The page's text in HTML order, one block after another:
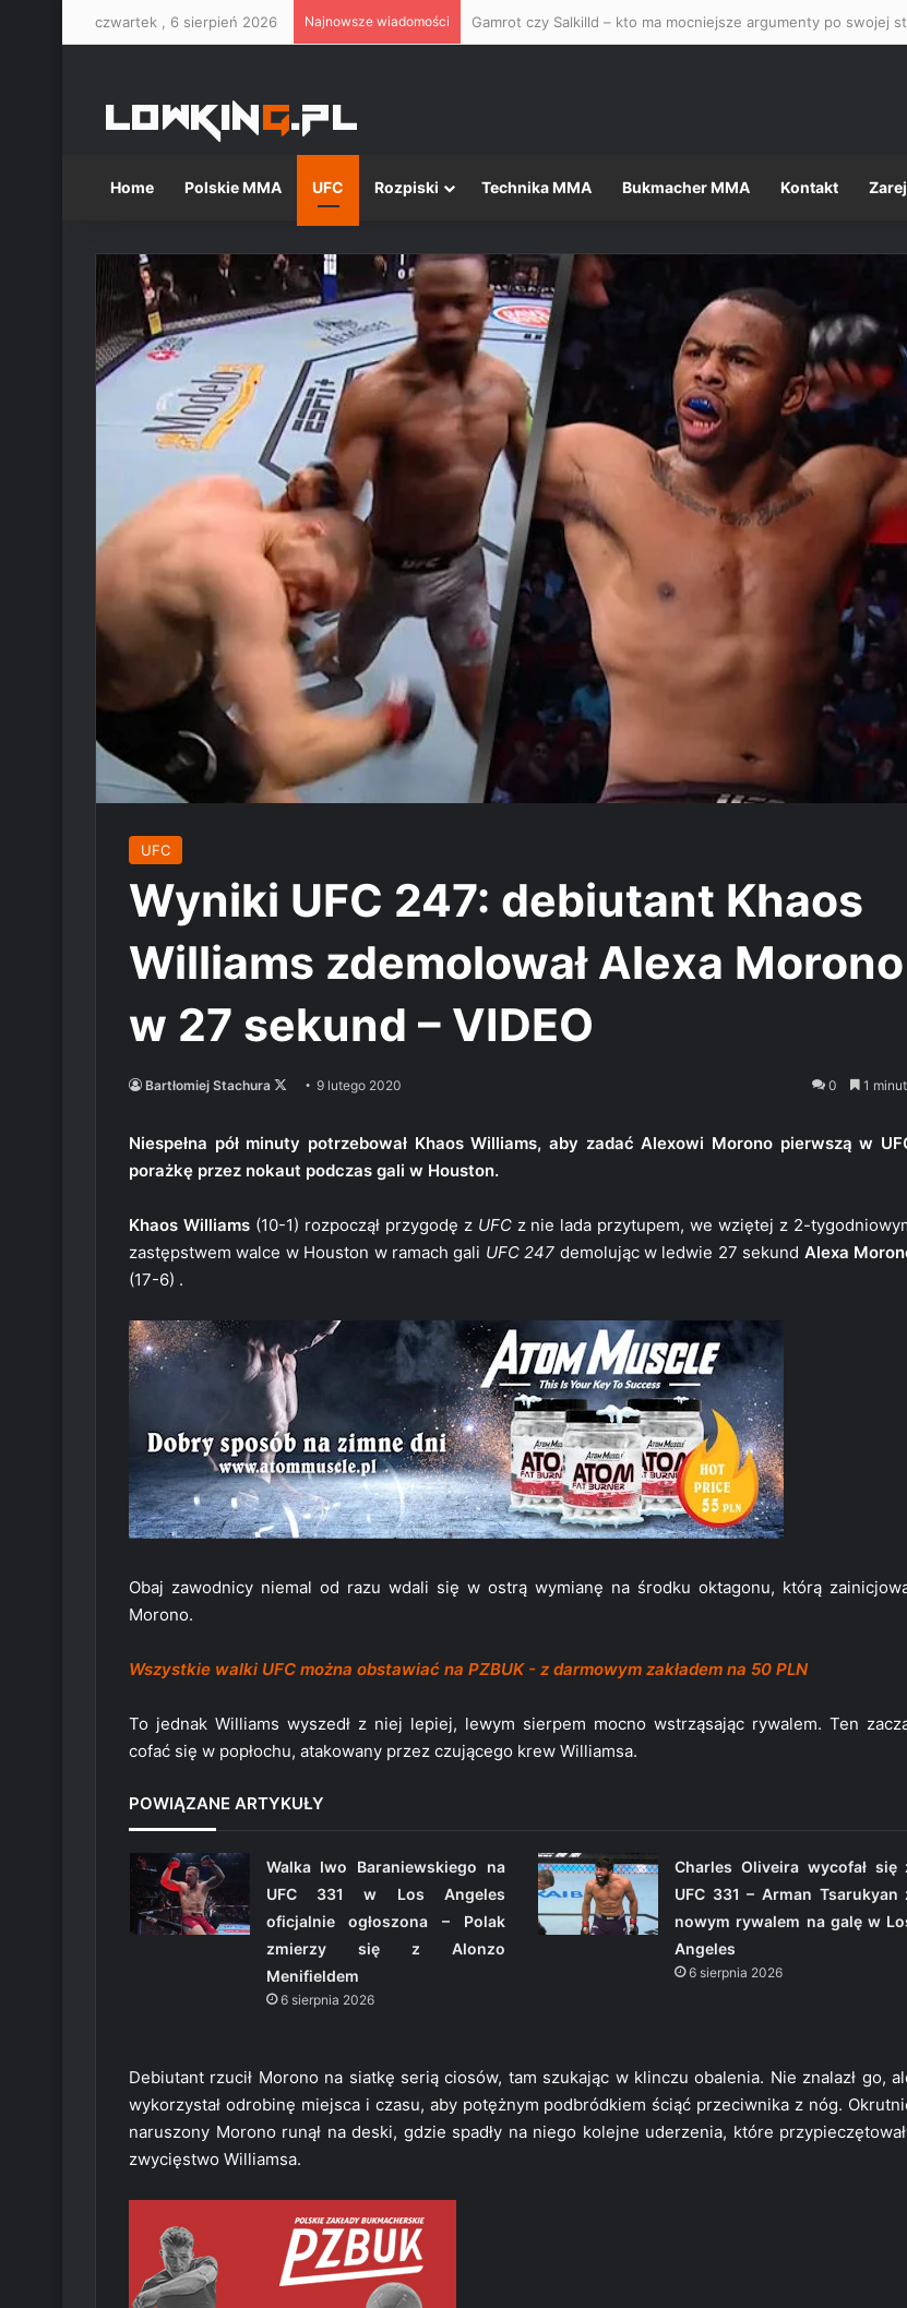
czwartek , 6 sierpień 2026 Najnowsze wiadomości Gamrot czy Salkilld – kto ma mocniejsze argumenty po swojej
Home Polskie MMA UFC Rozpiski Technika MMA Bukmacher MMA Kontakt
UFC
Wyniki UFC 247: debiutant Khaos
Williams zdemolował Alexa Morono
w 27 sekund – VIDEO
Bartłomiej Stachura
Follow
X
9 lutego 2020 0 1
Niespełna pół minuty potrzebował Khaos Williams, aby zadać Alexowi Morono pierwszą w
porażkę przez nokaut podczas gali w Houston.
Khaos Williams(10-1) rozpoczął przygodę z UFCz nie lada przytupem, we wziętej z 2-
zastępstwem walce w Houston w ramach gali UFC 247 demolując w ledwie 27 sekund Alexa
(17-6) .
Obaj zawodnicy niemal od razu wdali się w ostrą wymianę na środku oktagonu, którą
Morono.
Wszystkie walki UFC można obstawiać na PZBUK - z darmowym zakładem na 50 PLN
To jednak Williams wyszedł z niej lepiej, lewym sierpem mocno wstrząsając rywalem. Ten
cofać się w popłochu, atakowany przez czującego krew Williamsa.
POWIĄZANE ARTYKUŁY
Walka Iwo Baraniewskiego na
UFC 331 w Los Angeles
oficjalnie ogłoszona – Polak
zmierzy się z Alonzo
Menifieldem
6 sierpnia 2026
Charles Oliveira wycofał się
UFC 331 – Arman Tsarukyan
nowym rywalem na galę w
Angeles
6 sierpnia 2026
Debiutant rzucił Morono na siatkę serią ciosów, tam szukając w klinczu obalenia. Nie znalazł go,
wykorzystał odrobinę miejsca i czasu, aby potężnym podbródkiem ściąć przeciwnika z nóg.
naruszony Morono runął na deski, gdzie spadły na niego kolejne uderzenia, które
zwycięstwo Williamsa.